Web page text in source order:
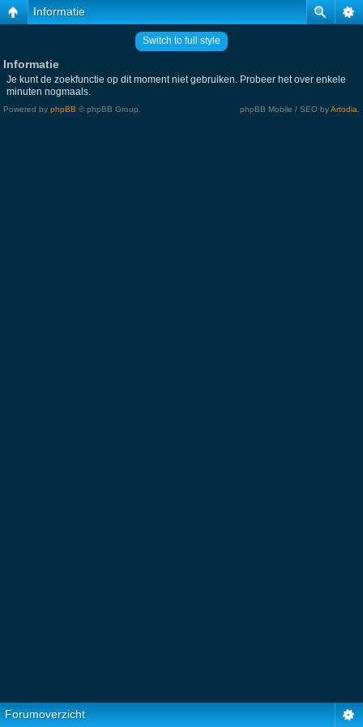
Informatie
Switch to full style
Informatie
Je kunt de zoekfunctie op dit moment niet gebruiken. Probeer het over enkele
minuten nogmaals.
Powered by phpBB © phpBB Group. phpBB Mobile / SEO byArtodia
Forumoverzicht